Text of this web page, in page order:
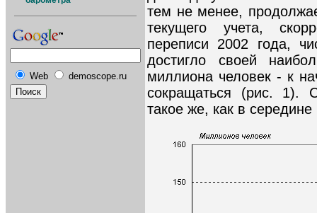
Web demoscope.ru
тем не менее,
текущего учета,
переписи 2002 года,
достигло своей
миллиона человек - к
сокращаться (рис. 1).
такое же, как в середине